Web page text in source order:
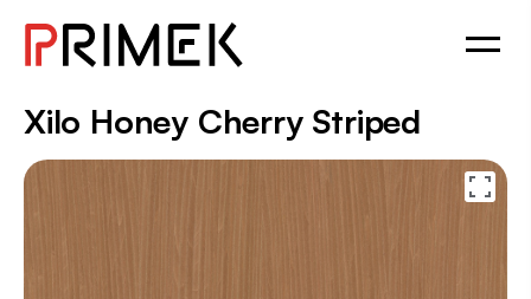
Xilo Honey Cherry Striped
18.85